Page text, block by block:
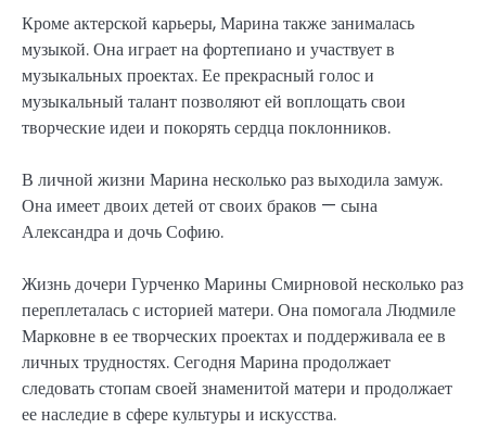
Кроме актерской карьеры, Марина также занималась
музыкой. Она играет на фортепиано и участвует в
музыкальных проектах. Ее прекрасный голос и
музыкальный талант позволяют ей воплощать свои
творческие идеи и покорять сердца поклонников.
В личной жизни Марина несколько раз выходила замуж.
Она имеет двоих детей от своих браков — сына
Александра и дочь Софию.
Жизнь дочери Гурченко Марины Смирновой несколько раз
переплеталась с историей матери. Она помогала Людмиле
Марковне в ее творческих проектах и поддерживала ее в
личных трудностях. Сегодня Марина продолжает
следовать стопам своей знаменитой матери и продолжает
ее наследие в сфере культуры и искусства.